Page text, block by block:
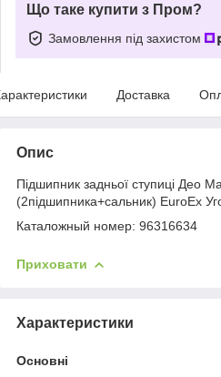
Що таке купити з Пром?
Замовлення під захистом
Доставка
Опис
Підшипник задньої ступиці Део
(2підшипника+сальник) EuroEx
Каталожный номер: 96316634
Приховати
Характеристики
Основні